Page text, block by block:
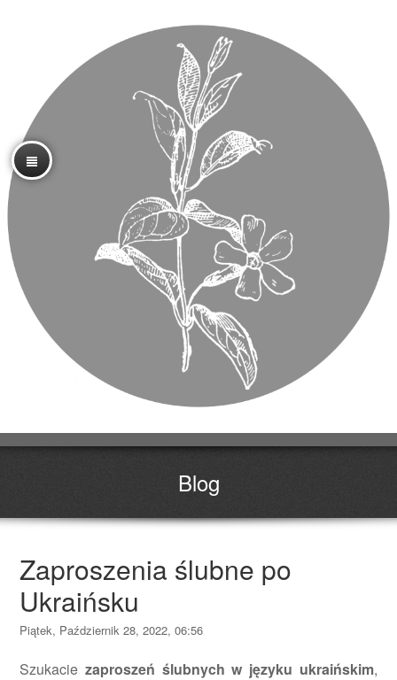
Blog
Zaproszenia ślubne po
Ukraińsku
Piątek, Październik 28, 2022, 06:56
Szukacie zaproszeń ślubnych w języku ukraińskim,